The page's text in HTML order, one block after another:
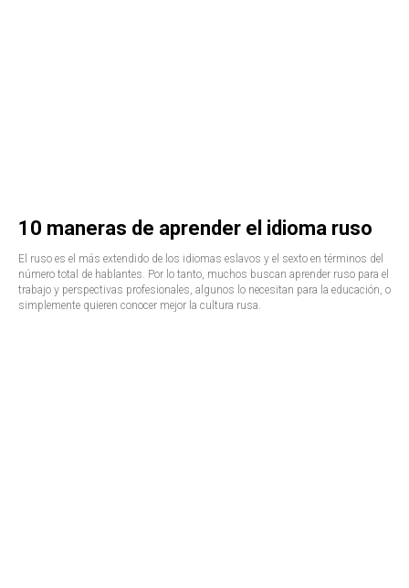
10 maneras de aprender el idioma ruso
El ruso es el más extendido de los idiomas eslavos y el sexto en términos del
número total de hablantes. Por lo tanto, muchos buscan aprender ruso para el
trabajo y perspectivas profesionales, algunos lo necesitan para la educación, o
simplemente quieren conocer mejor la cultura rusa.